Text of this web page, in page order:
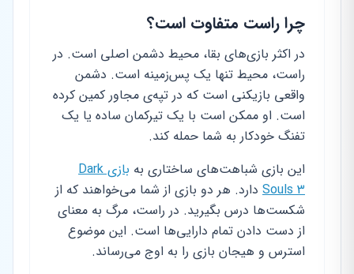
چرا راست متفاوت است؟
در اکثر بازی‌های بقا، محیط دشمن اصلی است. در
راست، محیط تنها یک پس‌زمینه است. دشمن
واقعی بازیکنی است که در تپه‌ی مجاور کمین کرده
است. او ممکن است با یک تیرکمان ساده یا یک
تفنگ خودکار به شما حمله کند.
این بازی شباهت‌های ساختاری به
بازی Dark
Souls 3 دارد. هر دو بازی از شما می‌خواهند که از
شکست‌ها درس بگیرید. در راست، مرگ به معنای
از دست دادن تمام دارایی‌ها است. این موضوع
استرس و هیجان بازی را به اوج می‌رساند.